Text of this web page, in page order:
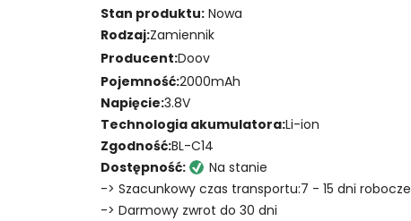
Stan produktu: Nowa
Rodzaj:Zamiennik
Producent:Doov
Pojemność:2000mAh
Napięcie:3.8V
Technologia akumulatora:Li-ion
Zgodność:BL-C14
Dostępność:
Na stanie
-> Szacunkowy czas transportu:7 - 15 dni robocze
-> Darmowy zwrot do 30 dni